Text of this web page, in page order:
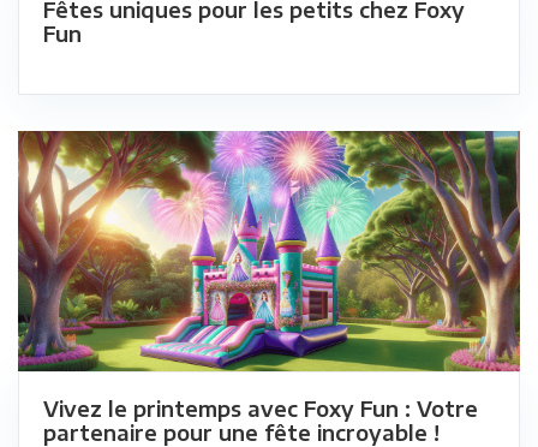
Fêtes uniques pour les petits chez Foxy
Fun
Vivez le printemps avec Foxy Fun : Votre
partenaire pour une fête incroyable !